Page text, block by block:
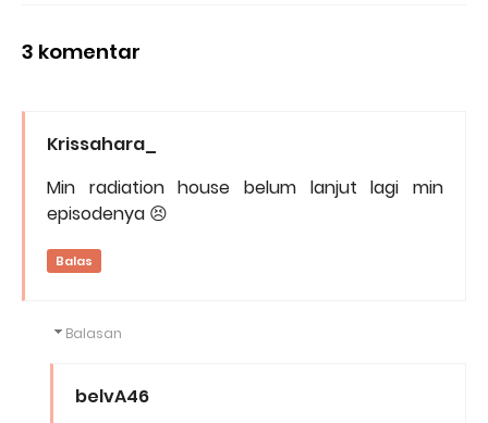
3 komentar
Krissahara_
Min radiation house belum lanjut lagi min
episodenya 😣
Balas
Balasan
belvA46